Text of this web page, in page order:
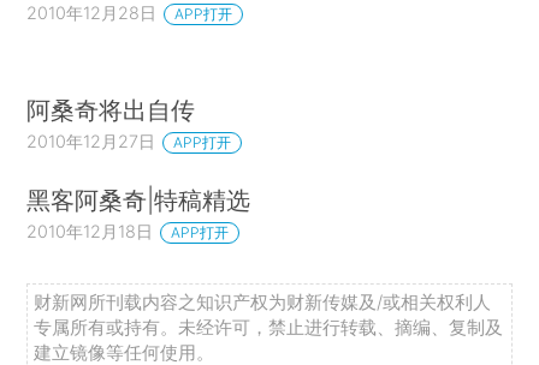
2010年12月28日 APP打开
阿桑奇将出自传
2010年12月27日 APP打开
黑客阿桑奇|特稿精选
2010年12月18日 APP打开
财新网所刊载内容之知识产权为财新传媒及/或相关权利人
专属所有或持有。未经许可，禁止进行转载、摘编、复制及
建立镜像等任何使用。